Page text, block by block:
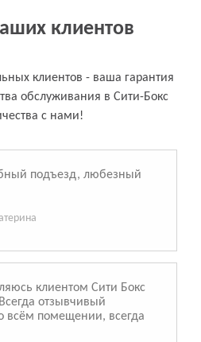
клиентов
клиентов - ваша гарантия
обслуживания в Сити-Бокс
с нами!
подъезд, любезный
клиентом Сити Бокс
отзывчивый
всём помещении, всегда